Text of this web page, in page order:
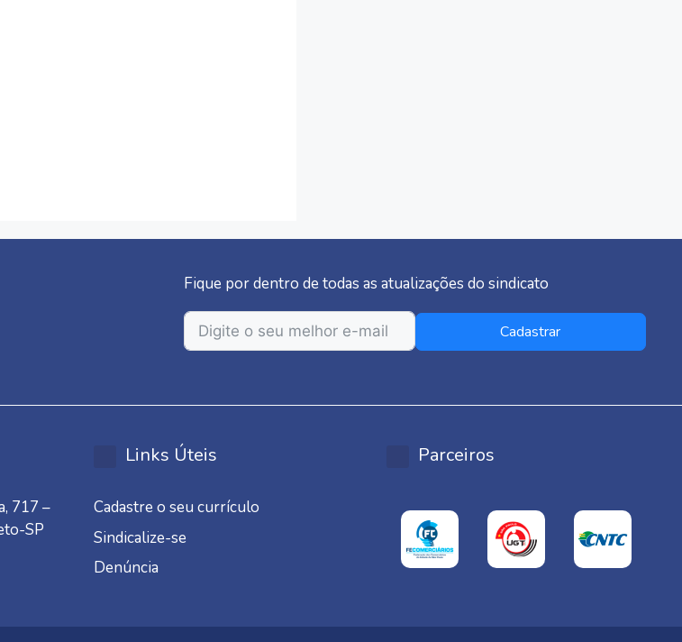
Fique por dentro de todas as atualizações do sindicato
Cadastrar
717 –
SP
Links Úteis
Cadastre o seu currículo
Sindicalize-se
Denúncia
Parceiros